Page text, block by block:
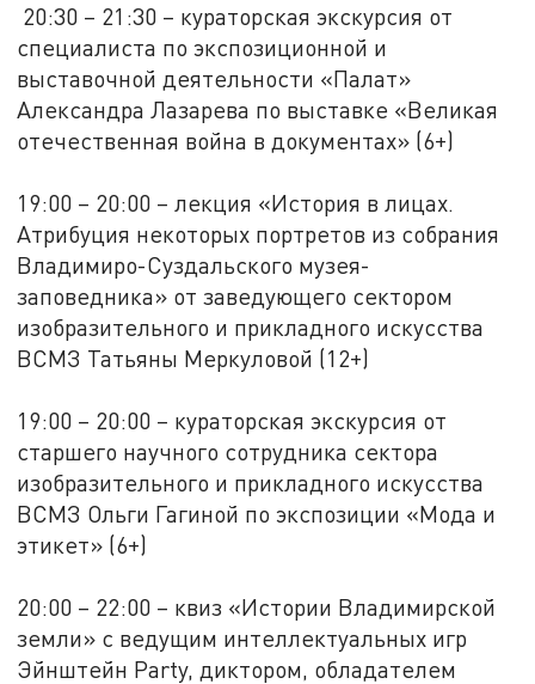
20:30 – 21:30 – кураторская экскурсия от
специалиста по экспозиционной и
выставочной деятельности «Палат»
Александра Лазарева по выставке «Великая
отечественная война в документах» (6+)
19:00 – 20:00 – лекция «История в лицах.
Атрибуция некоторых портретов из собрания
Владимиро-Суздальского музея-
заповедника» от заведующего сектором
изобразительного и прикладного искусства
ВСМЗ Татьяны Меркуловой (12+)
19:00 – 20:00 – кураторская экскурсия от
старшего научного сотрудника сектора
изобразительного и прикладного искусства
ВСМЗ Ольги Гагиной по экспозиции «Мода и
этикет» (6+)
20:00 – 22:00 – квиз «Истории Владимирской
земли» с ведущим интеллектуальных игр
Эйнштейн Party, диктором, обладателем